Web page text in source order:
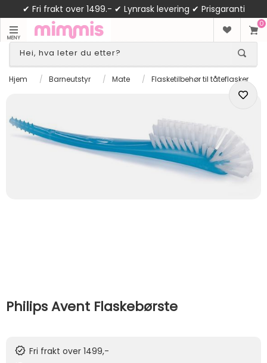
✔ Fri frakt over 1499.- ✔ Lynrask levering ✔ Prisgaranti
MENY
0
Hjem / Barneutstyr / Mate / Flasketilbehør til tåteflasker
Philips Avent Flaskebørste
Fri frakt over 1499,-